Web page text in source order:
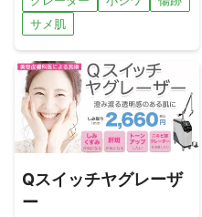
サメ肌
Qスイッチヤグレーザ
ー